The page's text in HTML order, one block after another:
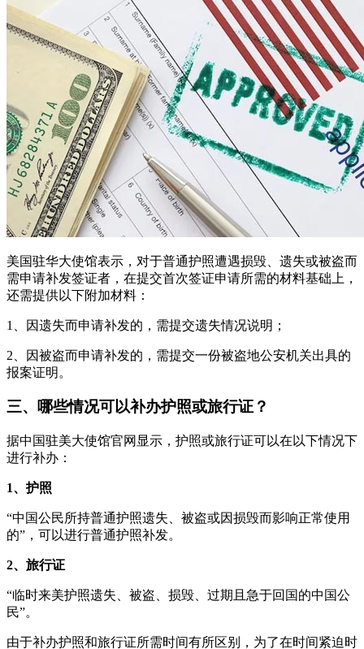
美国驻华大使馆表示，对于普通护照遭遇损毁、遗失或被盗而
需申请补发签证者，在提交首次签证申请所需的材料基础上，
还需提供以下附加材料：
1、因遗失而申请补发的，需提交遗失情况说明；
2、因被盗而申请补发的，需提交一份被盗地公安机关出具的
报案证明。
三、哪些情况可以补办护照或旅行证？
据中国驻美大使馆官网显示，护照或旅行证可以在以下情况下
进行补办：
1、护照
“中国公民所持普通护照遗失、被盗或因损毁而影响正常使用
的”，可以进行普通护照补发。
2、旅行证
“临时来美护照遗失、被盗、损毁、过期且急于回国的中国公
民”。
由于补办护照和旅行证所需时间有所区别，为了在时间紧迫时